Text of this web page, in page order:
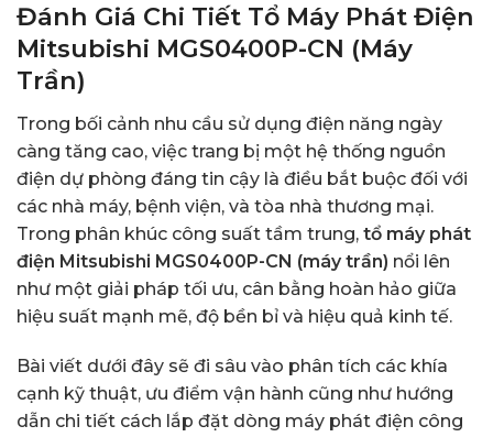
Đánh Giá Chi Tiết Tổ Máy Phát Điện
Mitsubishi MGS0400P-CN (Máy
Trần)
Trong bối cảnh nhu cầu sử dụng điện năng ngày
càng tăng cao, việc trang bị một hệ thống nguồn
điện dự phòng đáng tin cậy là điều bắt buộc đối với
các nhà máy, bệnh viện, và tòa nhà thương mại.
Trong phân khúc công suất tầm trung, tổ máy phát
điện Mitsubishi MGS0400P-CN (máy trần) nổi lên
như một giải pháp tối ưu, cân bằng hoàn hảo giữa
hiệu suất mạnh mẽ, độ bền bỉ và hiệu quả kinh tế.
Bài viết dưới đây sẽ đi sâu vào phân tích các khía
cạnh kỹ thuật, ưu điểm vận hành cũng như hướng
dẫn chi tiết cách lắp đặt dòng máy phát điện công